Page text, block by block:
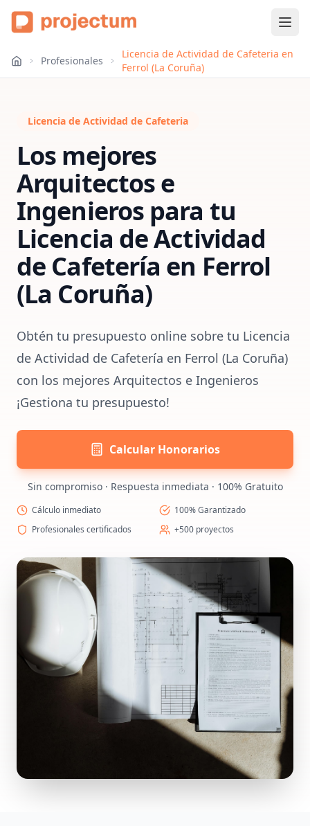
Profesionales
Licencia de Actividad de Cafeteria en
Ferrol (La Coruña)
Licencia de Actividad de Cafeteria
Los mejores
Arquitectos e
Ingenieros para tu
Licencia de Actividad
de Cafetería en Ferrol
(La Coruña)
Obtén tu presupuesto online sobre tu Licencia
de Actividad de Cafetería en Ferrol (La Coruña)
con los mejores Arquitectos e Ingenieros
¡Gestiona tu presupuesto!
Calcular Honorarios
Sin compromiso · Respuesta inmediata · 100% Gratuito
Cálculo inmediato
100% Garantizado
Profesionales certificados
+500 proyectos